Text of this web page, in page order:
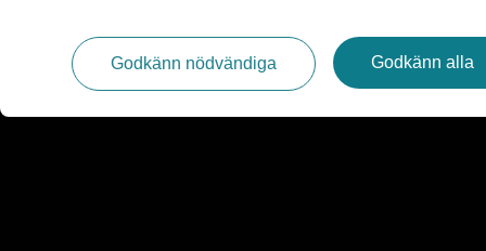
Godkänn alla
Godkänn nödvändiga